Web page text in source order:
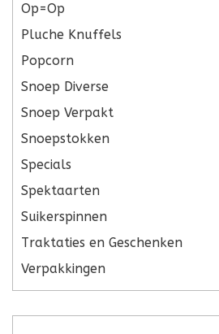
Op=Op
Pluche Knuffels
Popcorn
Snoep Diverse
Snoep Verpakt
Snoepstokken
Specials
Spektaarten
Suikerspinnen
Traktaties en Geschenken
Verpakkingen